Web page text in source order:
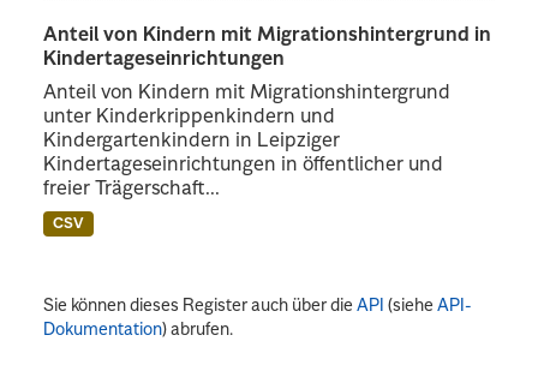
Anteil von Kindern mit Migrationshintergrund in
Kindertageseinrichtungen
Anteil von Kindern mit Migrationshintergrund
unter Kinderkrippenkindern und
Kindergartenkindern in Leipziger
Kindertageseinrichtungen in öffentlicher und
freier Trägerschaft...
CSV
Sie können dieses Register auch über dieAPI (sieheAPI-
Dokumentation) abrufen.